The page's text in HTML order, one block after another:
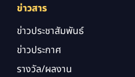
ข่าวสาร
ข่าวประชาสัมพันธ์
ข่าวประกาศ
รางวัล/ผลงาน